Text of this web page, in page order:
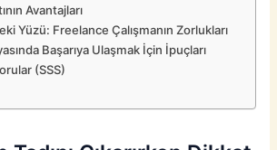
Avantajları
Yüzü: Freelance Çalışmanın Zorlukları
Başarıya Ulaşmak İçin İpuçları
(SSS)